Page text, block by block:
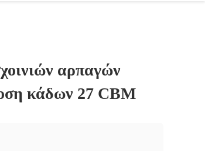
αρπαγών
κάδων 27 CBM